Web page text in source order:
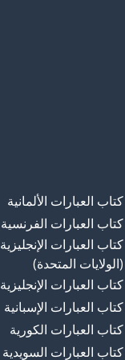
كتاب العبارات الألمانية
كتاب العبارات الفرنسية
كتاب العبارات الإنجليزية
(الولايات المتحدة)
كتاب العبارات الإنجليزية
كتاب العبارات الإسبانية
كتاب العبارات الكورية
كتاب العبارات السويدية